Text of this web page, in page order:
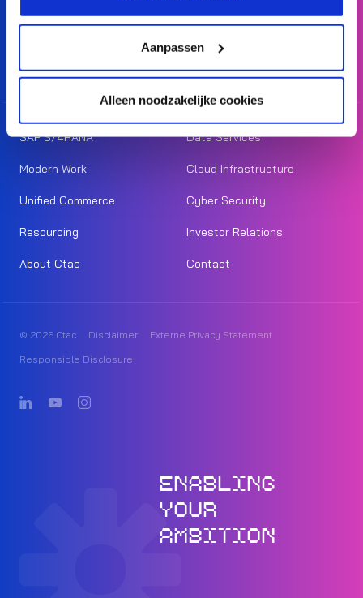
Aanpassen
Alleen noodzakelijke cookies
Read more
SAP S/4HANA Data Services
Modern Work Cloud Infrastructure
Unified Commerce Cyber Security
Resourcing Investor Relations
About Ctac Contact
© 2026 Ctac Disclaimer
Externe Privacy Statement
Responsible Disclosure
ENABLING
YOUR
AMBITION